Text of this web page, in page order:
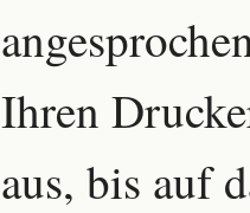
Ihren
aus, bis auf